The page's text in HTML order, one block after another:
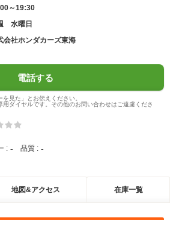
～19:30
水曜日
会社ホンダカーズ東海
電話する
見た」とお伝えください。
ダイヤルです。その他のお問い合わせはご遠慮くださ
: - 品質 : -
地図&アクセス 在庫一覧